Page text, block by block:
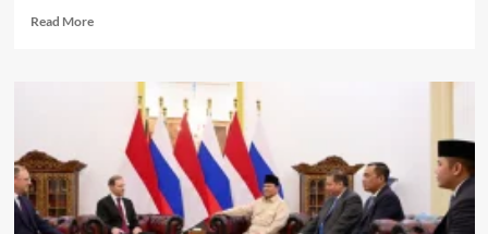
Read MoreRead
Konsumen
Mengindikasikan
Kondisi
Ekonomi